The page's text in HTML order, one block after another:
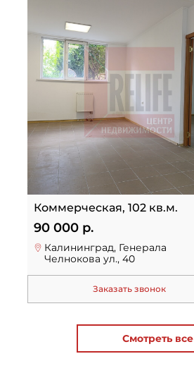
Коммерческая, 102 кв.м.
90 000 р.
Калининград, Генерала
Челнокова ул., 40
Заказать звонок
Смотреть все